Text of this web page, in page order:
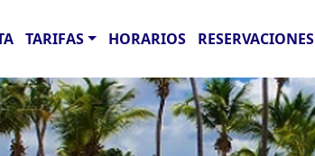
TARIFAS HORARIOS RESERVACIONES